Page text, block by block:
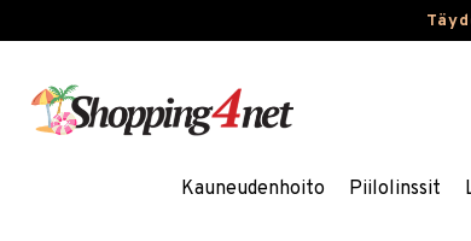
Kauneudenhoito Piilolinssit